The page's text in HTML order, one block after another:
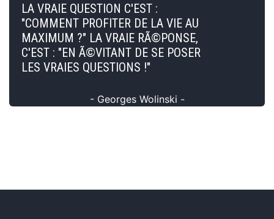
LA VRAIE QUESTION C'EST :
"COMMENT PROFITER DE LA VIE AU
MAXIMUM ?" LA VRAIE RÃ©PONSE,
C'EST : "EN Ã©VITANT DE SE POSER
LES VRAIES QUESTIONS !"
- Georges Wolinski -